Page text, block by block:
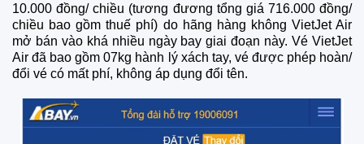
10.000 đồng/ chiều (tương đương tổng giá 716.000 đồng/
chiều bao gồm thuế phí) do hãng hàng không VietJet Air
mở bán vào khá nhiều ngày bay giai đoạn này. Vé VietJet
Air đã bao gồm 07kg hành lý xách tay, vé được phép hoàn/
đổi vé có mất phí, không áp dụng đổi tên.